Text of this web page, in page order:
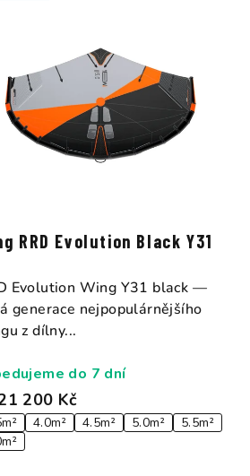
p
r
o
d
k
ů
RRD Evolution Black Y31
200 Kč
4.0m² 4.5m² 5.0m²
5.5m²
do 7 dní
Evolution Wing Y31 black —
generace nejpopulárnějšího
z dílny...